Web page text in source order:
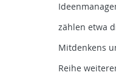
zählen etwa
Mitdenkens
Reihe